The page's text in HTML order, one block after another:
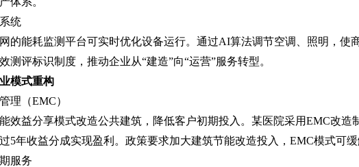
统
的能耗监测平台可实时优化设备运行。通过AI算法调节空调、照明，使
测评标识制度，推动企业从“建造”向“运营”服务转型。
模式重构
理（EMC）
效益分享模式改造公共建筑，降低客户初期投入。某医院采用EMC改造
5年收益分成实现盈利。政策要求加大建筑节能改造投入，EMC模式可
服务